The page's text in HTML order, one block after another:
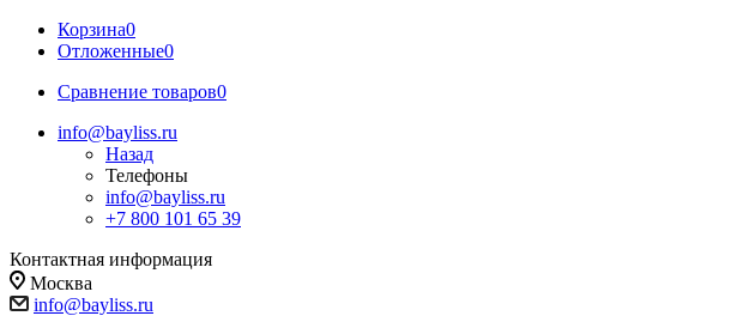
Корзина0
Отложенные0
Сравнение товаров0
info@bayliss.ru
Назад
Телефоны
info@bayliss.ru
+7 800 101 65 39
Контактная информация
Москва
info@bayliss.ru